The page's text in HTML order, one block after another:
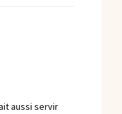
aussi servir